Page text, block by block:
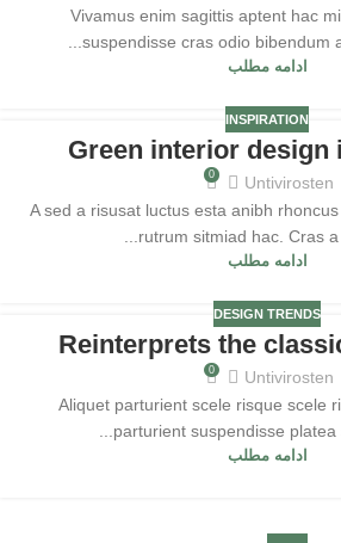
Vivamus enim sagittis aptent hac
suspendisse cras odio bibendum
ادامه مطلب
INSPIRATION
Green interior design
Untivirosten
0
A sed a risusat luctus esta anibh
rutrum sitmiad hac. Cras a
ادامه مطلب
DESIGN TRENDS
Reinterprets the
Untivirosten
0
Aliquet parturient scele risque scele
parturient suspendisse platea
ادامه مطلب